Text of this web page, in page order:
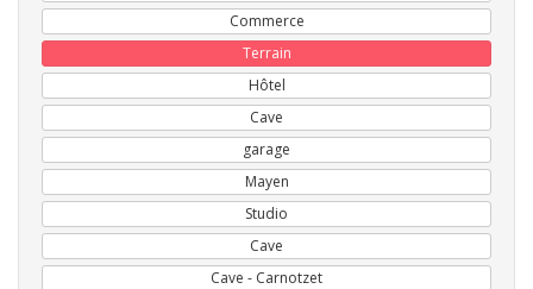
Commerce
Terrain
Hôtel
Cave
garage
Mayen
Studio
Cave
Cave - Carnotzet